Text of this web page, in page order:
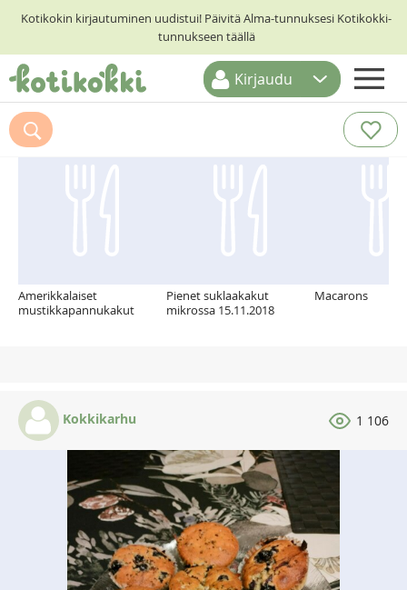
Kotikokin kirjautuminen uudistui! Päivitä Alma-tunnuksesi Kotikokki-
tunnukseen täällä
ETUSIVU
RESEPTIHAKU
Kirjaudu
Suosittelemme myös
Amerikkalaiset
mustikkapannukakut
Pienet suklaakakut
mikrossa 15.11.2018
Macarons
Kokkikarhu 1 106